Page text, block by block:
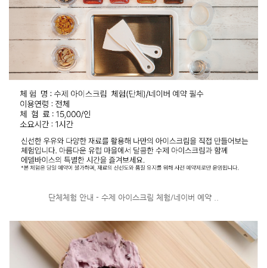
단체체험 안내 - 수제 아이스크림 체험/네이버 예약 ..